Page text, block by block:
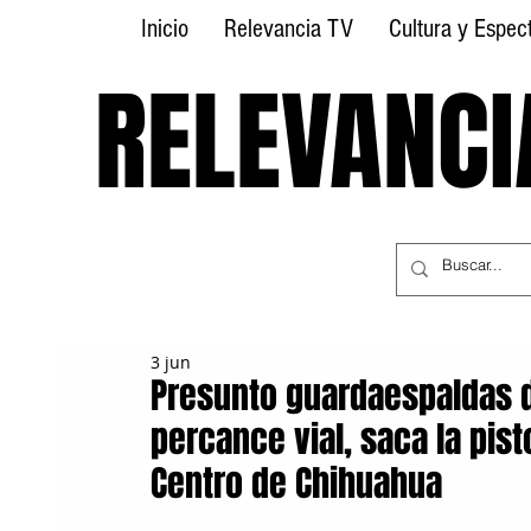
Inicio Relevancia TV Cultura y
Presunto
percance vial, saca la
Centro de Chihuahua
3 jun